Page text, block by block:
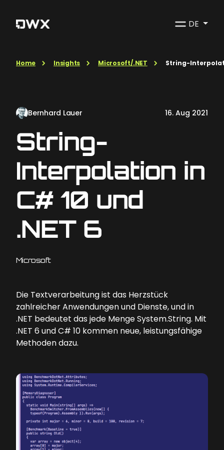
DE
Home Insights Microsoft/.NET String-
Bernhard Lauer 16. Aug 2021
String-
Interpolation in
C# 10 und
.NET 6
Microsoft
Die Textverarbeitung ist das Herzstück
zahlreicher Anwendungen und Dienste, und in
.NET bedeutet das jede Menge System.String. Mit
.NET 6 und C# 10 kommen neue, leistungsfähige
Methoden dazu.